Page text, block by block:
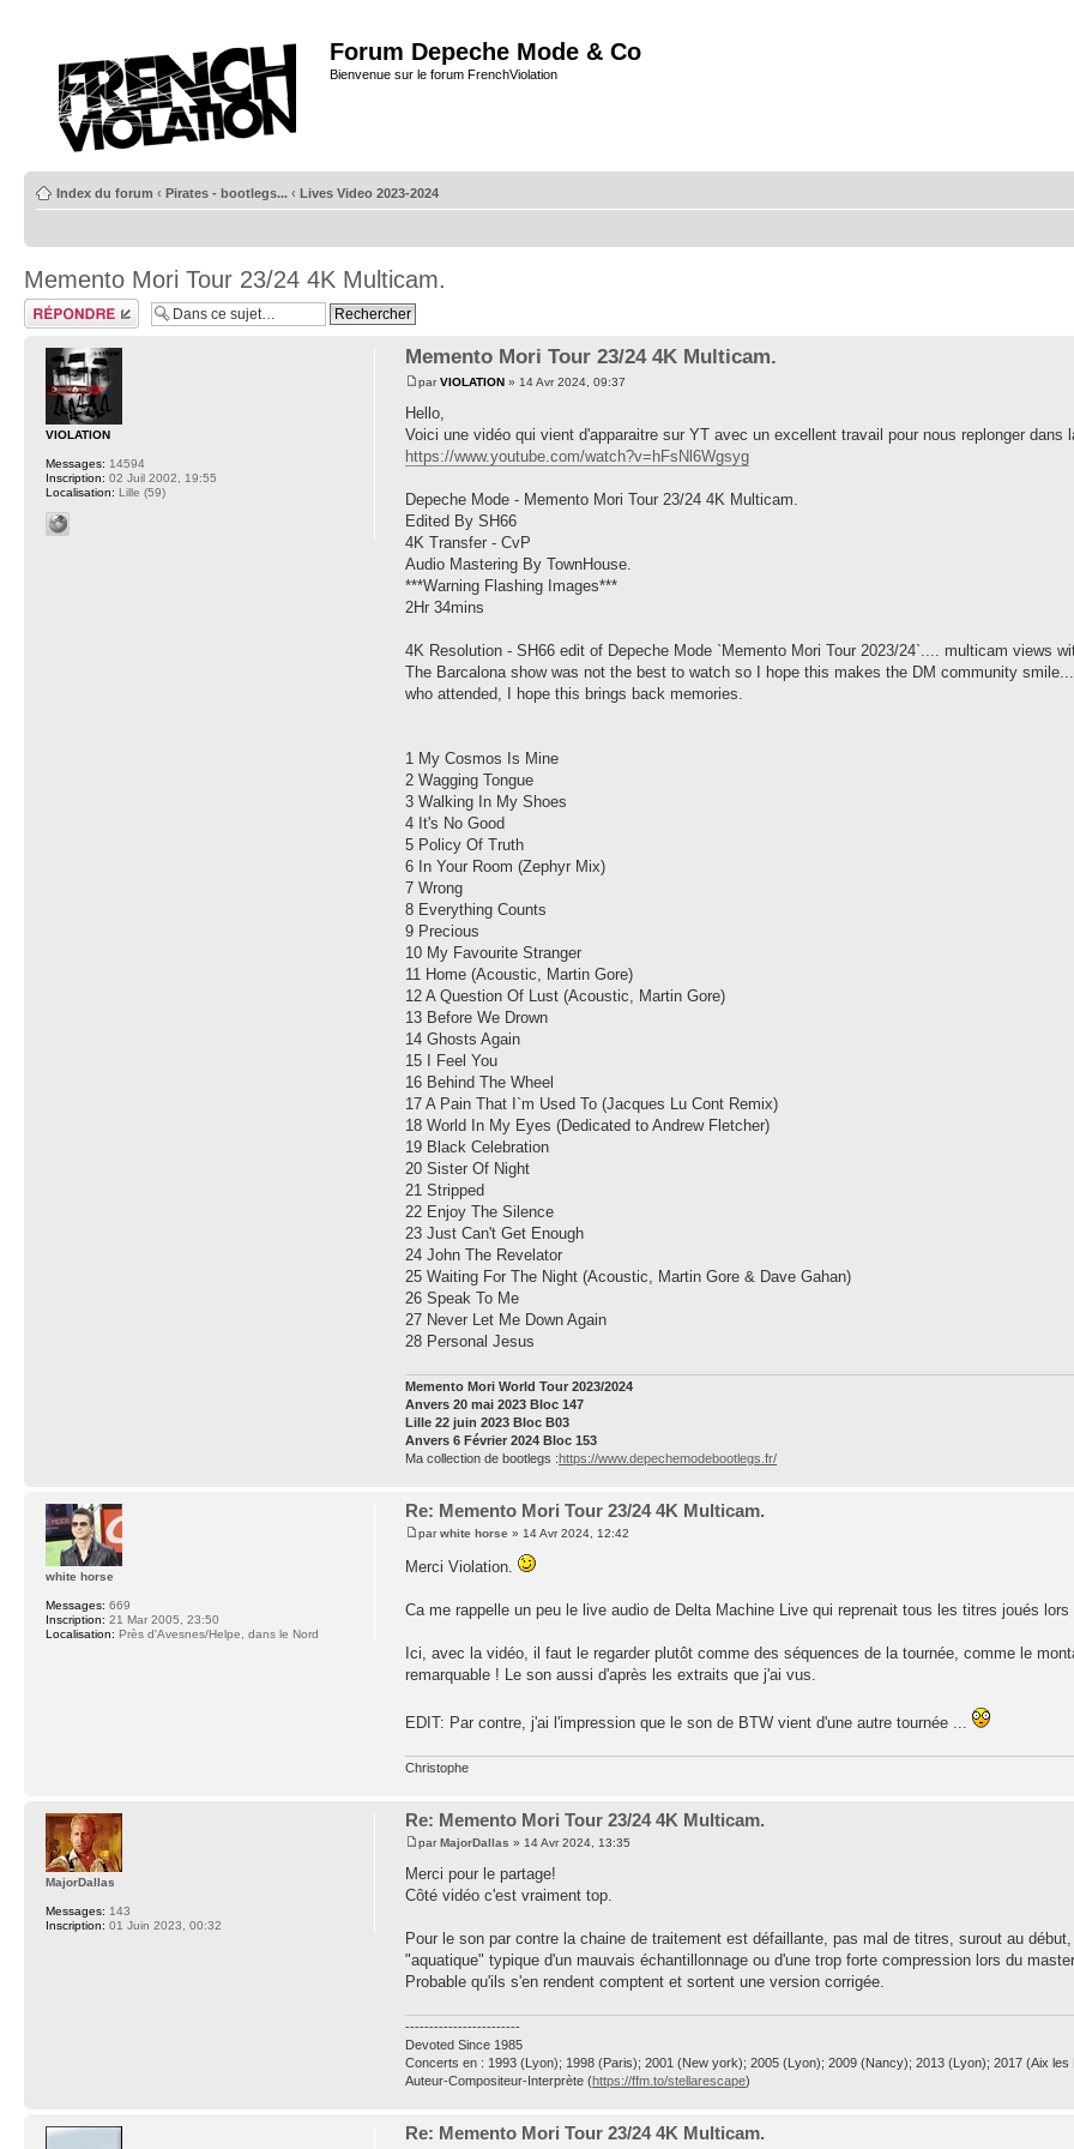
Forum Depeche Mode & Co
Bienvenue sur le forum FrenchViolation
Index du forum ‹ Pirates - bootlegs... ‹ Lives Video 2023-2024
Memento Mori Tour 23/24 4K Multicam.
Répondre
Memento Mori Tour 23/24 4K Multicam.
parVIOLATION » 14 Avr 2024, 09:37
Hello,
Voici une vidéo qui vient d'apparaitre sur YT avec un excellent travail pour nous replonger dans
https://www.youtube.com/watch?v=hFsNl6Wgsyg
Depeche Mode - Memento Mori Tour 23/24 4K Multicam.
Edited By SH66
4K Transfer - CvP
Audio Mastering By TownHouse.
***Warning Flashing Images***
2Hr 34mins
4K Resolution - SH66 edit of Depeche Mode `Memento Mori Tour 2023/24`.... multicam views
The Barcalona show was not the best to watch so I hope this makes the DM community
who attended, I hope this brings back memories.
1 My Cosmos Is Mine
2 Wagging Tongue
3 Walking In My Shoes
4 It's No Good
5 Policy Of Truth
6 In Your Room (Zephyr Mix)
7 Wrong
8 Everything Counts
9 Precious
10 My Favourite Stranger
11 Home (Acoustic, Martin Gore)
12 A Question Of Lust (Acoustic, Martin Gore)
13 Before We Drown
14 Ghosts Again
15 I Feel You
16 Behind The Wheel
17 A Pain That I`m Used To (Jacques Lu Cont Remix)
18 World In My Eyes (Dedicated to Andrew Fletcher)
19 Black Celebration
20 Sister Of Night
21 Stripped
22 Enjoy The Silence
23 Just Can't Get Enough
24 John The Revelator
25 Waiting For The Night (Acoustic, Martin Gore & Dave Gahan)
26 Speak To Me
27 Never Let Me Down Again
28 Personal Jesus
Memento Mori World Tour 2023/2024
Anvers 20 mai 2023 Bloc 147
Lille 22 juin 2023 Bloc B03
Anvers 6 Février 2024 Bloc 153
Ma collection de bootlegs :https://www.depechemodebootlegs.fr/
VIOLATION
Messages: 14594
Inscription: 02 Juil 2002, 19:55
Localisation: Lille (59)
Re: Memento Mori Tour 23/24 4K Multicam.
parwhite horse » 14 Avr 2024, 12:42
Merci Violation.
Ca me rappelle un peu le live audio de Delta Machine Live qui reprenait tous les titres joués lors
Ici, avec la vidéo, il faut le regarder plutôt comme des séquences de la tournée, comme le
remarquable ! Le son aussi d'après les extraits que j'ai vus.
EDIT: Par contre, j'ai l'impression que le son de BTW vient d'une autre tournée ...
Christophe
white horse
Messages: 669
Inscription: 21 Mar 2005, 23:50
Localisation: Près d'Avesnes/Helpe, dans le Nord
Re: Memento Mori Tour 23/24 4K Multicam.
par MajorDallas » 14 Avr 2024, 13:35
Merci pour le partage!
Côté vidéo c'est vraiment top.
Pour le son par contre la chaine de traitement est défaillante, pas mal de titres, surout au
"aquatique" typique d'un mauvais échantillonnage ou d'une trop forte compression lors du
Probable qu'ils s'en rendent comptent et sortent une version corrigée.
------------------------
Devoted Since 1985
Concerts en : 1993 (Lyon); 1998 (Paris); 2001 (New york); 2005 (Lyon); 2009 (Nancy); 2013 (Lyon); 2017 (Aix les
Auteur-Compositeur-Interprète (https://ffm.to/stellarescape)
MajorDallas
Messages: 143
Inscription: 01 Juin 2023, 00:32
Re: Memento Mori Tour 23/24 4K Multicam.